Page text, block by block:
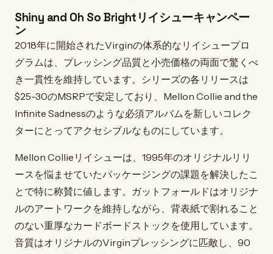
Shiny and Oh So Brightリイシューキャンペー
ン
2018年に開始されたVirginの体系的なリイシュープロ
グラムは、プレッシング品質と小売価格の両面で驚くべ
き一貫性を維持しています。シリーズの各リリースは
$25-30のMSRPで安定しており、Mellon Collie and the
Infinite Sadnessのような必須アルバムを新しいコレク
ターにとってアクセシブルなものにしています。
Mellon Collieリイシューは、1995年のオリジナルリリ
ースを悩ませていたパッケージングの課題を解決したこ
とで特に称賛に値します。ガットフォールドはオリジナ
ルのアートワークを維持しながら、背表紙で割れること
のない重厚なカードボードストックを使用しています。
音質はオリジナルのVirginプレッシングに匹敵し、90